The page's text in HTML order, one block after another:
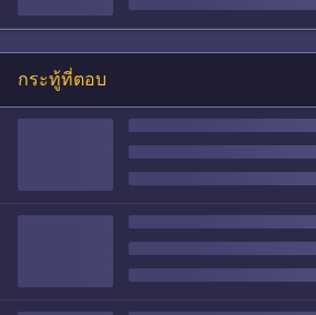
กระทู้ที่ตอบ